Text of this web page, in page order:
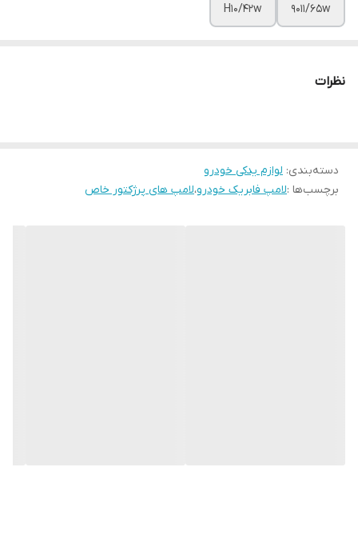
۹۰۱۱/۶۵w H10/42w
نظرات
دسته‌بندی: لوازم یدکی خودرو
برچسب‌ها :لامپ فابریک خودرو،لامپ های پرژکتور خاص